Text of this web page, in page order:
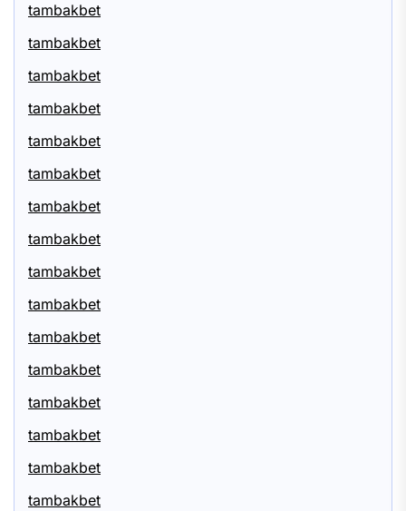
tambakbet
tambakbet
tambakbet
tambakbet
tambakbet
tambakbet
tambakbet
tambakbet
tambakbet
tambakbet
tambakbet
tambakbet
tambakbet
tambakbet
tambakbet
tambakbet